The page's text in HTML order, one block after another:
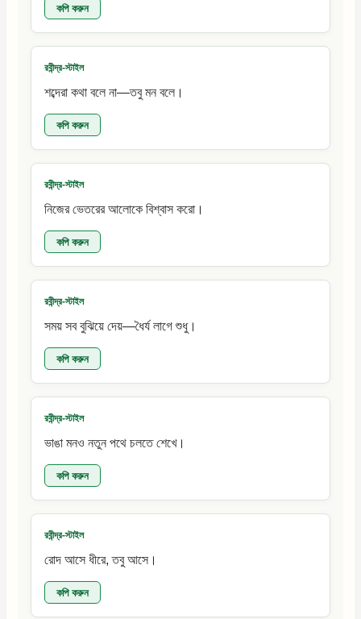
কপি করুন
রবীন্দ্র-স্টাইল
শব্দেরা কথা বলে না—তবু মন বলে।
কপি করুন
রবীন্দ্র-স্টাইল
নিজের ভেতরের আলোকে বিশ্বাস করো।
কপি করুন
রবীন্দ্র-স্টাইল
সময় সব বুঝিয়ে দেয়—ধৈর্য লাগে শুধু।
কপি করুন
রবীন্দ্র-স্টাইল
ভাঙা মনও নতুন পথে চলতে শেখে।
কপি করুন
রবীন্দ্র-স্টাইল
রোদ আসে ধীরে, তবু আসে।
কপি করুন